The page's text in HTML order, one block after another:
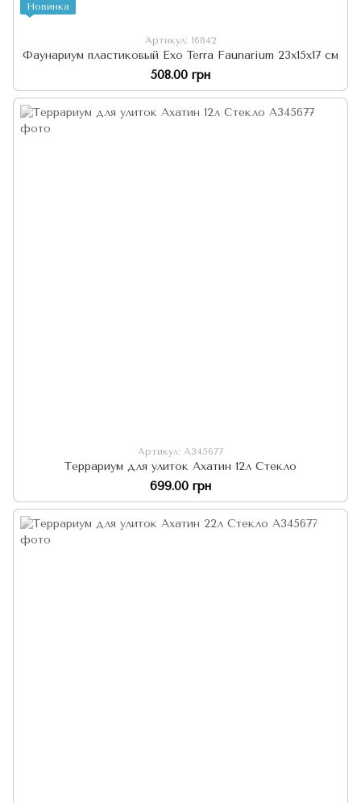
Новинка
Артикул: 16842
Фаунариум пластиковый Exo Terra Faunarium 23х15х17 см
508.00 грн
Артикул: А345677
Террариум для улиток Ахатин 12л Стекло
699.00 грн